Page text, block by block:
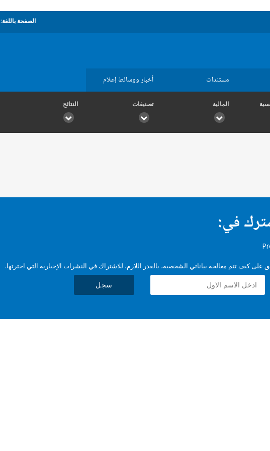
الصفحة باللغة:
مستندات أخبار ووسائط إعلام
المالية تصنيفات النتائج
في:
على كيف تتم معالجة بياناتي الشخصية، بالقدر اللازم، للاشتراك في النشرات الإخبارية التي اخترتها.
سجل